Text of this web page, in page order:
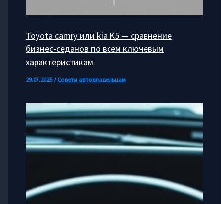
Toyota camry или kia K5 — сравнение
бизнес-седанов по всем ключевым
характеристикам
29.07.2025/Советы автовладельцам